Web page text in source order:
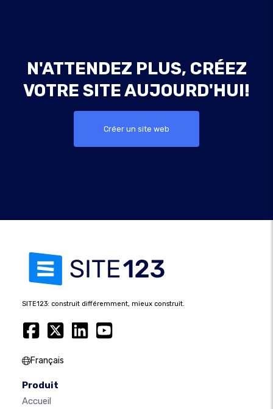
N'ATTENDEZ PLUS, CRÉEZ
VOTRE SITE AUJOURD'HUI!
Créer un site web
SITE123: construit différemment, mieux construit.
Français
Produit
Accueil